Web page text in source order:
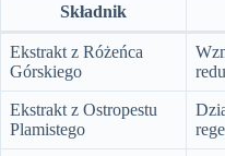
Składnik
Ekstrakt z Różeńca
Górskiego
Ekstrakt z Ostropestu
Plamistego